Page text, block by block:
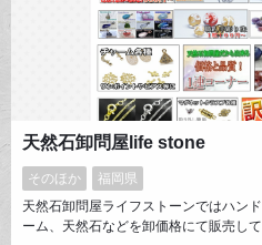
天然石卸問屋life stone
そのほか
福岡県
天然石卸問屋ライフストーンではハン
ーム、天然石などを卸価格にて販売し